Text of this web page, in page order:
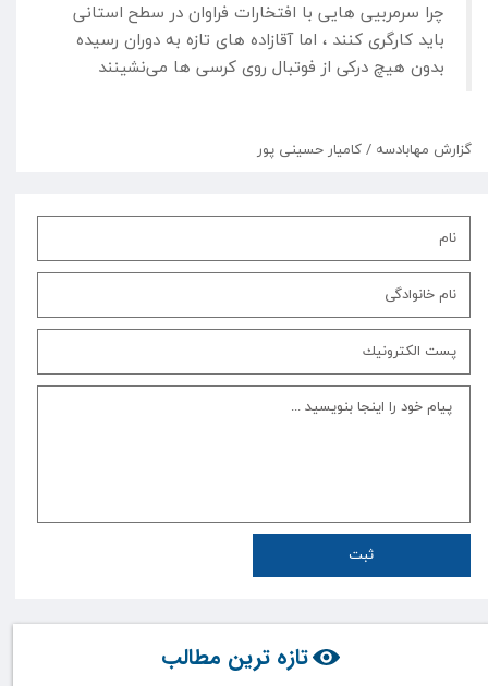
چرا سرمربیی هایی با افتخارات فراوان در سطح استانی
باید کارگری کنند ، اما آقازاده های تازه به دوران رسیده
بدون هیچ درکی از فوتبال روی کرسی ها می‌نشینند
گزارش مهابادسه / کامیار حسینی پور
تازه ترین مطالب
ثبت